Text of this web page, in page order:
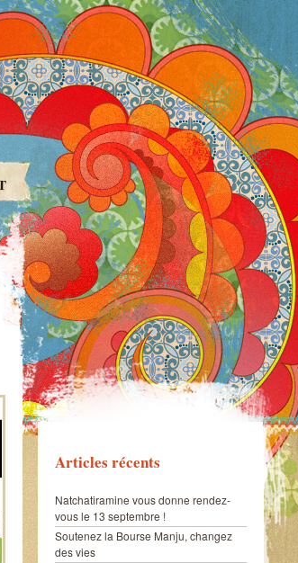
Articles récents
Natchatiramine vous donne rendez-
vous le 13 septembre !
Soutenez la Bourse Manju, changez
des vies